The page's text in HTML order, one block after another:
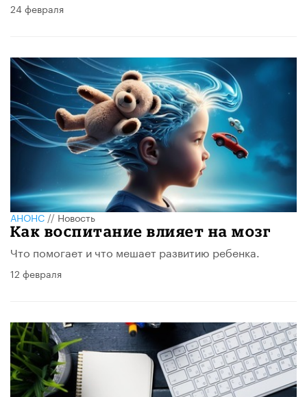
24 февраля
АНОНС//Новость
Как воспитание влияет на мозг
Что помогает и что мешает развитию ребенка.
12 февраля